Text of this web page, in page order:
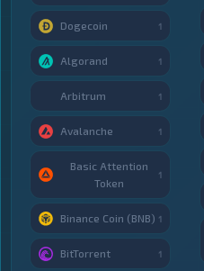
Dogecoin 1
Algorand 1
Arbitrum 1
Avalanche 1
Basic Attention
Token
1
Binance Coin (BNB) 1
BitTorrent 1